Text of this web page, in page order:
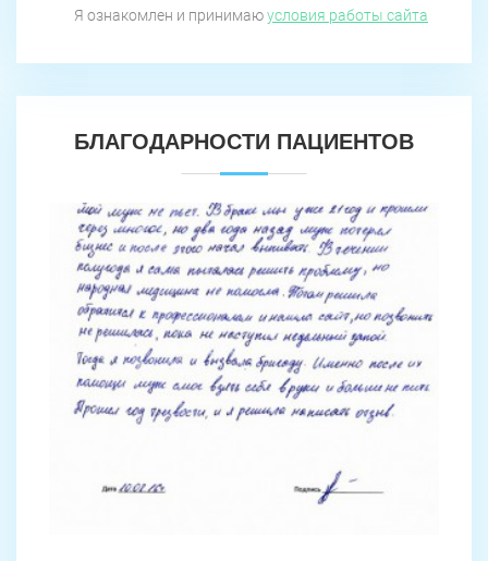
Я ознакомлен и принимаюусловия работы сайта
БЛАГОДАРНОСТИ ПАЦИЕНТОВ